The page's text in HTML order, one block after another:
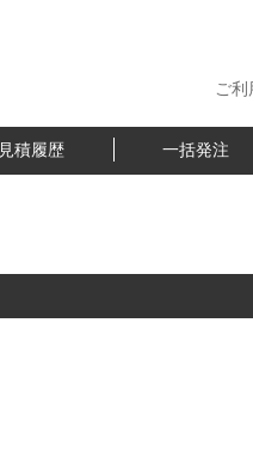
ご利
見積履歴 一括発注